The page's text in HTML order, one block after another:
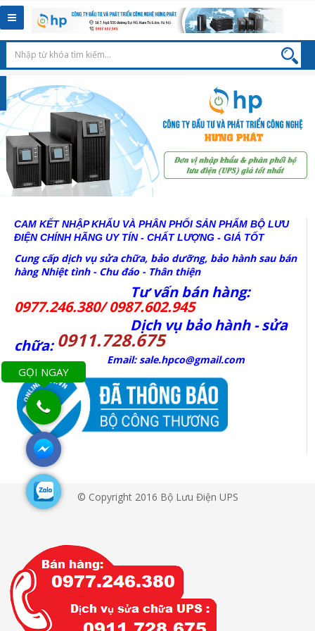
Toggle
navigation
CAM KẾT NHẬP KHẨU VÀ PHÂN PHỐI SẢN PHẨM BỘ LƯU
ĐIỆN CHÍNH HÃNG UY TÍN - CHẤT LƯỢNG - GIÁ TỐT
Cung cấp dịch vụ sửa chữa, bảo dưỡng, bảo hành sau bán
hàng Nhiệt tình - Chu đáo - Thân thiện
Tư vấn bán hàng:
0977.246.380/ 0987.602.945
Dịch vụ bảo hành - sửa
chữa: 0911.728.675
Email: sale.hpco@gmail.com
© Copyright 2016 Bộ Lưu Điện UPS
GỌI NGAY